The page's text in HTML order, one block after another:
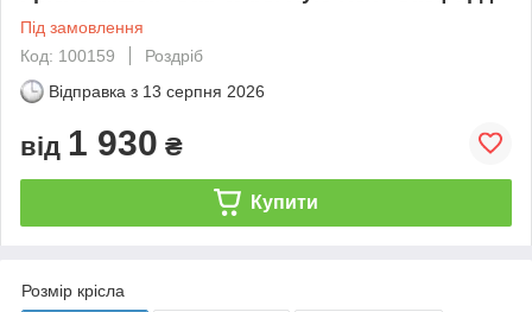
Під замовлення
Код: 100159
Роздріб
Відправка з 13 серпня 2026
від 1 930 ₴
Купити
Розмір крісла